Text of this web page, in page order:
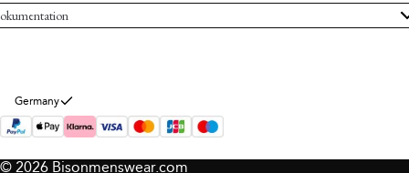
Bison
Geschäftsbedingungen
Informationen
Germany
© 2026 Bisonmenswear.com